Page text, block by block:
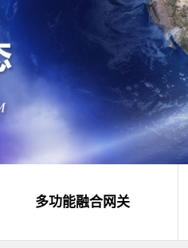
多功能融合网关